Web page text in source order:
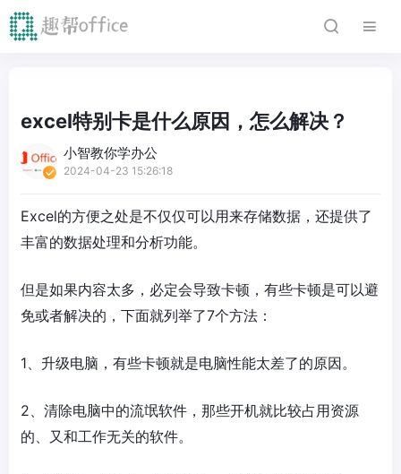
excel特别卡是什么原因，怎么解决？
小智教你学办公
2024-04-23 15:26:18
Excel的方便之处是不仅仅可以用来存储数据，还提供了
丰富的数据处理和分析功能。
但是如果内容太多，必定会导致卡顿，有些卡顿是可以避
免或者解决的，下面就列举了7个方法：
1、升级电脑，有些卡顿就是电脑性能太差了的原因。
2、清除电脑中的流氓软件，那些开机就比较占用资源
的、又和工作无关的软件。